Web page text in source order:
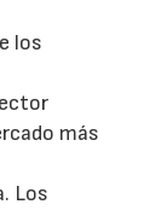
los
más
Los